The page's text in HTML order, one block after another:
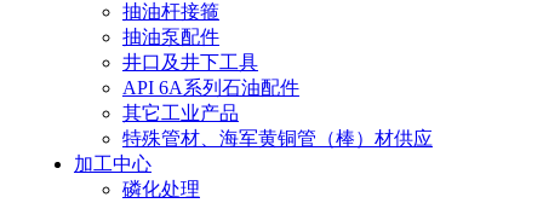
抽油杆接箍
抽油泵配件
井口及井下工具
API 6A系列石油配件
其它工业产品
特殊管材、海军黄铜管（棒）材供应
加工中心
磷化处理